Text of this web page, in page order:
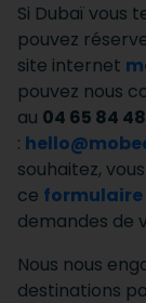
Si Dubaï vous
pouvez
site internet
pouvez nous
au 04 65 84
:
souhaitez,
ce formulaire
demandes de
Nous nous
destinations